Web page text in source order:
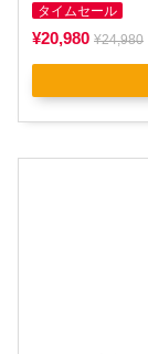
タイムセール
¥20,980 ¥24,980